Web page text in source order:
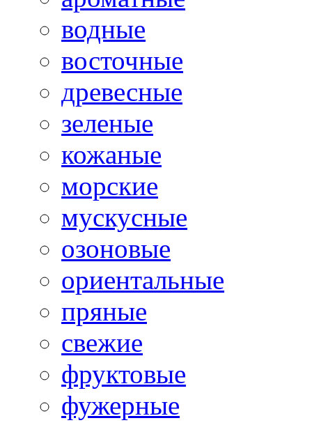
водные
восточные
древесные
зеленые
кожаные
морские
мускусные
озоновые
ориентальные
пряные
свежие
фруктовые
фужерные